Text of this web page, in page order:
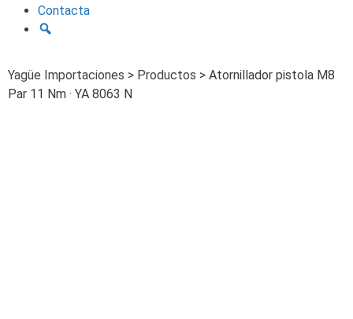
Contacta
Yagüe Importaciones > Productos > Atornillador pistola M8
Par 11 Nm · YA 8063 N